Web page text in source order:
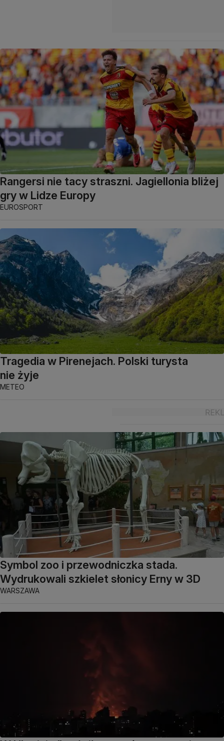
Rangersi nie tacy straszni. Jagiellonia bliżej
gry w Lidze Europy
EUROSPORT
Tragedia w Pirenejach. Polski turysta
nie żyje
METEO
Symbol zoo i przewodniczka stada.
Wydrukowali szkielet słonicy Erny w 3D
WARSZAWA